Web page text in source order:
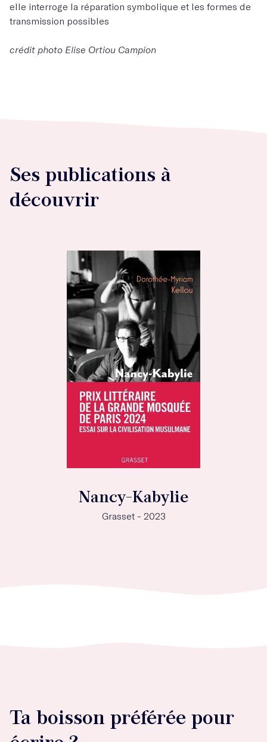
elle interroge la réparation symbolique et les formes de
transmission possibles
crédit photo Elise Ortiou Campion
Ses publications à
découvrir
Nancy-Kabylie
Grasset - 2023
Ta boisson préférée pour